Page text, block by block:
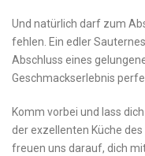
Und natürlich darf zum
⁤fehlen. Ein edler
Abschluss eines
Geschmackserlebnis
Komm vorbei und lass
der exzellenten Küche
⁢freuen uns darauf, dich